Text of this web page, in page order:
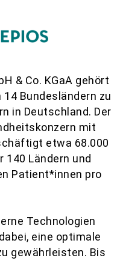
& Co. KGaA gehört
Bundesländern zu
in Deutschland. Der
mit
etwa 68.000
140 Ländern und
Patient*innen pro
Technologien
eine optimale
gewährleisten. Bis